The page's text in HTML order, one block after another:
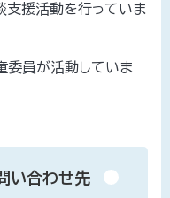
支援活動を行っていま
委員が活動していま
い合わせ先